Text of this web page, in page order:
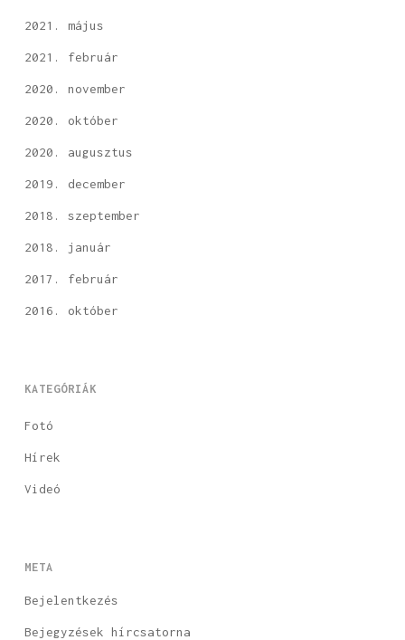
2021. május
2021. február
2020. november
2020. október
2020. augusztus
2019. december
2018. szeptember
2018. január
2017. február
2016. október
KATEGÓRIÁK
Fotó
Hírek
Videó
META
Bejelentkezés
Bejegyzések hírcsatorna